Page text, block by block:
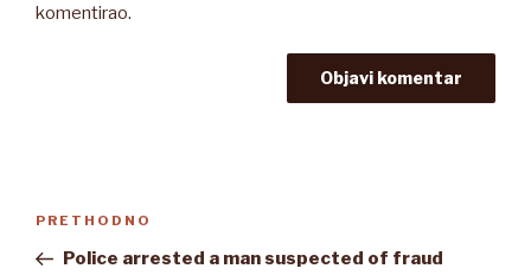
komentirao.
Prethodna
objava
PRETHODNO
Police arrested a man suspected of fraud